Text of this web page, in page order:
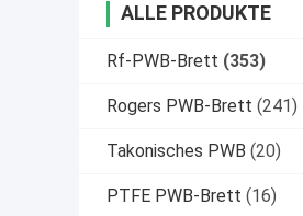
ALLE PRODUKTE
Rf-PWB-Brett (353)
Rogers PWB-Brett (241)
Takonisches PWB (20)
PTFE PWB-Brett (16)